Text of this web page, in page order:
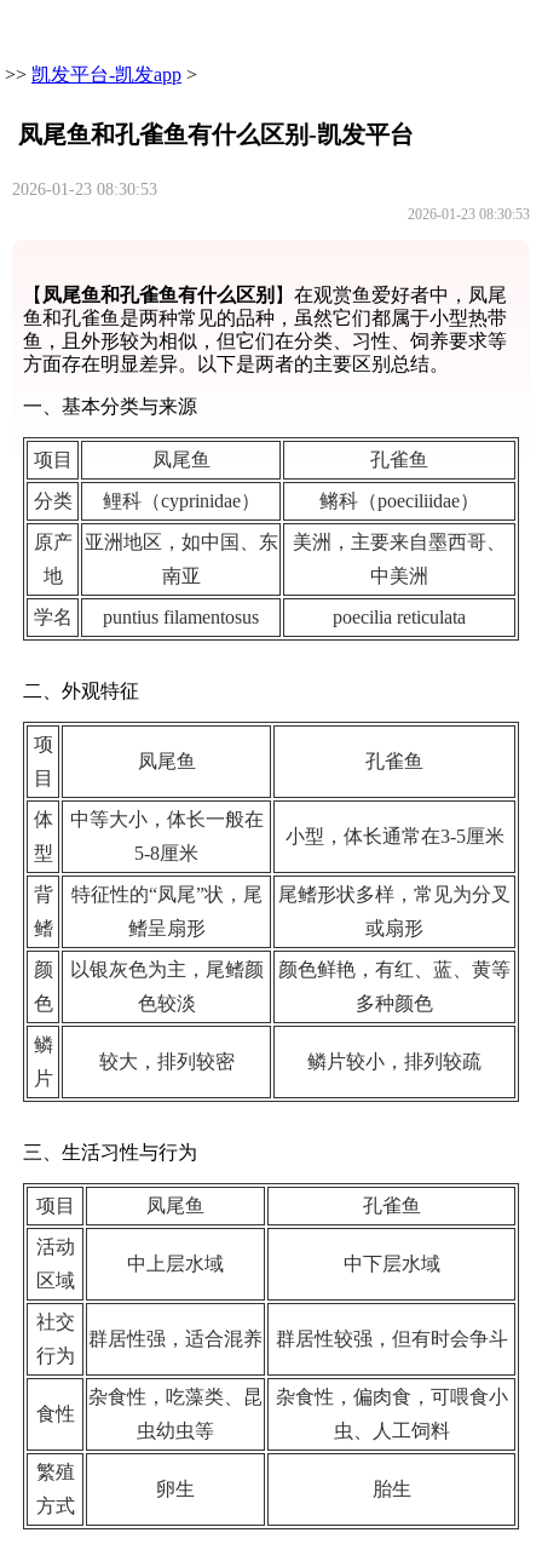
>> 凯发平台-凯发app >
凤尾鱼和孔雀鱼有什么区别-凯发平台
2026-01-23 08:30:53
2026-01-23 08:30:53
【 凤尾鱼和孔雀鱼有什么区别 】在观赏鱼爱好者中，凤尾
鱼和孔雀鱼是两种常见的品种，虽然它们都属于小型热带
鱼，且外形较为相似，但它们在分类、习性、饲养要求等
方面存在明显差异。以下是两者的主要区别总结。
一、基本分类与来源
项目 凤尾鱼
孔雀鱼
分类
鲤科（cyprinidae）
鳉科（poeciliidae）
原产
地
亚洲地区，如中国、东
南亚
美洲，主要来自墨西哥、
中美洲
学名
puntius filamentosus poecilia reticulata
二、外观特征
项
目
凤尾鱼 孔雀鱼
体
型
中等大小，体长一般在
5-8厘米
小型，体长通常在3-5厘米
背
鳍
特征性的“凤尾”状，尾
鳍呈扇形
尾鳍形状多样，常见为分叉
或扇形
颜
色
以银灰色为主，尾鳍颜
色较淡
颜色鲜艳，有红、蓝、黄等
多种颜色
鳞
片
较大，排列较密 鳞片较小，排列较疏
三、生活习性与行为
项目 凤尾鱼
孔雀鱼
活动
区域
中上层水域 中下层水域
社交
行为
群居性强，适合混养 群居性较强，但有时会争斗
食性
杂食性，吃藻类、昆
虫幼虫等
杂食性，偏肉食，可喂食小
虫、人工饲料
繁殖
方式
卵生 胎生